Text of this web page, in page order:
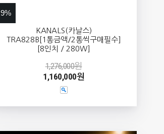
9%
KANALS(카날스)
TRA828B[1통금액/2통씩구매필수]
[8인치 / 280W]
1,276,000원
1,160,000원